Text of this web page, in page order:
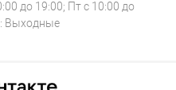
до 19:00; Пт с 10:00 до
Выходные